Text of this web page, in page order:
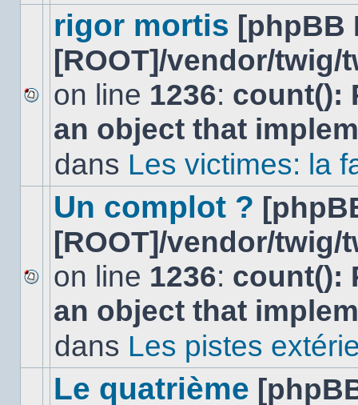
sujet.
Aucun
nouveau
message
sujet.
rigor mortis [phpBB
[ROOT]/vendor/
on line 1236: count():
an object that
dans Les victimes: la
Aucun
nouveau
message
Un complot ?
[ROOT]/vendor/
on line 1236: count():
an object that
dans Les pistes
Le quatrième